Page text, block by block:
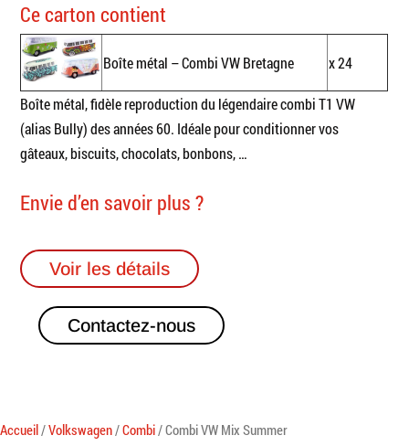
Ce carton contient
Boîte métal – Combi VW Bretagne x 24
Boîte métal, fidèle reproduction du légendaire combi T1 VW
(alias Bully) des années 60. Idéale pour conditionner vos
gâteaux, biscuits, chocolats, bonbons, …
Envie d’en savoir plus ?
Voir les détails
Contactez-nous
Accueil /Volkswagen/Combi/ Combi VW Mix Summer